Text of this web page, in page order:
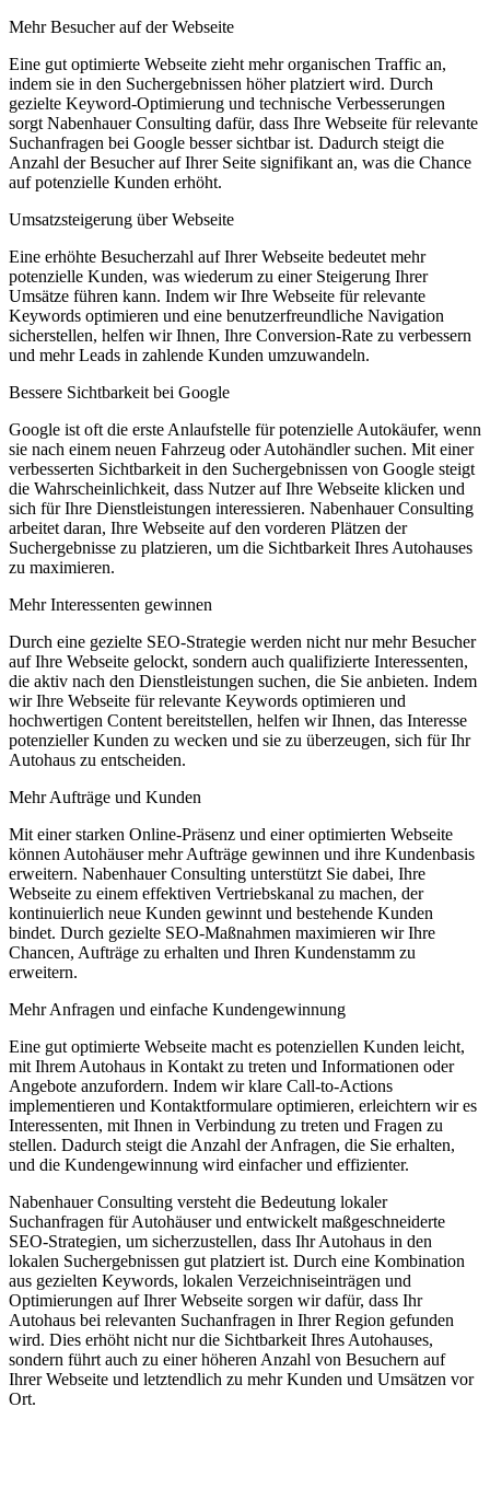
Mehr Besucher auf der Webseite
Eine gut optimierte Webseite zieht mehr organischen Traffic an,
indem sie in den Suchergebnissen höher platziert wird. Durch
gezielte Keyword-Optimierung und technische Verbesserungen
sorgt Nabenhauer Consulting dafür, dass Ihre Webseite für relevante
Suchanfragen bei Google besser sichtbar ist. Dadurch steigt die
Anzahl der Besucher auf Ihrer Seite signifikant an, was die Chance
auf potenzielle Kunden erhöht.
Umsatzsteigerung über Webseite
Eine erhöhte Besucherzahl auf Ihrer Webseite bedeutet mehr
potenzielle Kunden, was wiederum zu einer Steigerung Ihrer
Umsätze führen kann. Indem wir Ihre Webseite für relevante
Keywords optimieren und eine benutzerfreundliche Navigation
sicherstellen, helfen wir Ihnen, Ihre Conversion-Rate zu verbessern
und mehr Leads in zahlende Kunden umzuwandeln.
Bessere Sichtbarkeit bei Google
Google ist oft die erste Anlaufstelle für potenzielle Autokäufer, wenn
sie nach einem neuen Fahrzeug oder Autohändler suchen. Mit einer
verbesserten Sichtbarkeit in den Suchergebnissen von Google steigt
die Wahrscheinlichkeit, dass Nutzer auf Ihre Webseite klicken und
sich für Ihre Dienstleistungen interessieren. Nabenhauer Consulting
arbeitet daran, Ihre Webseite auf den vorderen Plätzen der
Suchergebnisse zu platzieren, um die Sichtbarkeit Ihres Autohauses
zu maximieren.
Mehr Interessenten gewinnen
Durch eine gezielte SEO-Strategie werden nicht nur mehr Besucher
auf Ihre Webseite gelockt, sondern auch qualifizierte Interessenten,
die aktiv nach den Dienstleistungen suchen, die Sie anbieten. Indem
wir Ihre Webseite für relevante Keywords optimieren und
hochwertigen Content bereitstellen, helfen wir Ihnen, das Interesse
potenzieller Kunden zu wecken und sie zu überzeugen, sich für Ihr
Autohaus zu entscheiden.
Mehr Aufträge und Kunden
Mit einer starken Online-Präsenz und einer optimierten Webseite
können Autohäuser mehr Aufträge gewinnen und ihre Kundenbasis
erweitern. Nabenhauer Consulting unterstützt Sie dabei, Ihre
Webseite zu einem effektiven Vertriebskanal zu machen, der
kontinuierlich neue Kunden gewinnt und bestehende Kunden
bindet. Durch gezielte SEO-Maßnahmen maximieren wir Ihre
Chancen, Aufträge zu erhalten und Ihren Kundenstamm zu
erweitern.
Mehr Anfragen und einfache Kundengewinnung
Eine gut optimierte Webseite macht es potenziellen Kunden leicht,
mit Ihrem Autohaus in Kontakt zu treten und Informationen oder
Angebote anzufordern. Indem wir klare Call-to-Actions
implementieren und Kontaktformulare optimieren, erleichtern wir es
Interessenten, mit Ihnen in Verbindung zu treten und Fragen zu
stellen. Dadurch steigt die Anzahl der Anfragen, die Sie erhalten,
und die Kundengewinnung wird einfacher und effizienter.
Nabenhauer Consulting versteht die Bedeutung lokaler
Suchanfragen für Autohäuser und entwickelt maßgeschneiderte
SEO-Strategien, um sicherzustellen, dass Ihr Autohaus in den
lokalen Suchergebnissen gut platziert ist. Durch eine Kombination
aus gezielten Keywords, lokalen Verzeichniseinträgen und
Optimierungen auf Ihrer Webseite sorgen wir dafür, dass Ihr
Autohaus bei relevanten Suchanfragen in Ihrer Region gefunden
wird. Dies erhöht nicht nur die Sichtbarkeit Ihres Autohauses,
sondern führt auch zu einer höheren Anzahl von Besuchern auf
Ihrer Webseite und letztendlich zu mehr Kunden und Umsätzen vor
Ort.